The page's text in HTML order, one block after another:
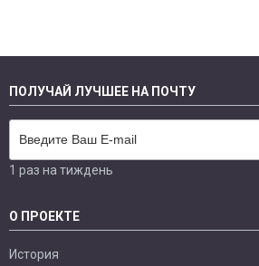
ПОЛУЧАЙ ЛУЧШЕЕ НА ПОЧТУ
1 раз на тиждень
О ПРОЕКТЕ
История